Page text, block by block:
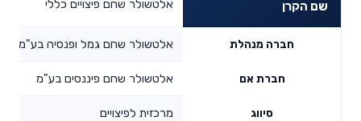
שם הקרן אלטשולר שחם פיצויים כללי
חברה מנהלת אלטשולר שחם גמל ופנסיה בע"מ
חברת אם אלטשולר שחם פיננסים בע"מ
סיווג מרכזית לפיצויים